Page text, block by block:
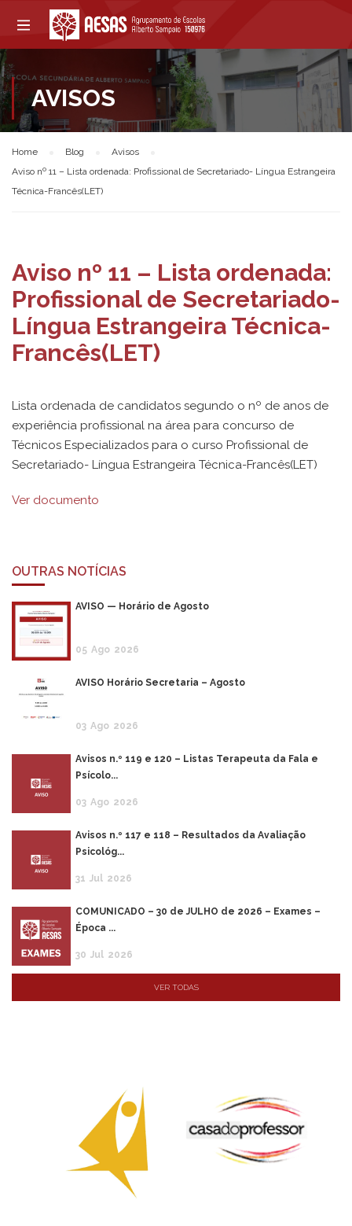
AVISOS
Home Blog
Avisos
Aviso nº 11 – Lista ordenada: Profissional de Secretariado- Língua Estrangeira
Técnica-Francês(LET)
Aviso nº 11 – Lista ordenada:
Profissional de Secretariado-
Língua Estrangeira Técnica-
Francês(LET)
Lista ordenada de candidatos segundo o nº de anos de
experiência profissional na área para concurso de
Técnicos Especializados para o curso Profissional de
Secretariado- Língua Estrangeira Técnica-Francês(LET)
Ver documento
OUTRAS NOTÍCIAS
AVISO — Horário de Agosto
05 Ago 2026
AVISO Horário Secretaria – Agosto
03 Ago 2026
Avisos n.º 119 e 120 – Listas Terapeuta da Fala e
Psícolo...
03 Ago 2026
Avisos n.º 117 e 118 – Resultados da Avaliação
Psicológ...
31 Jul 2026
COMUNICADO – 30 de JULHO de 2026 – Exames –
Época ...
30 Jul 2026
VER TODAS